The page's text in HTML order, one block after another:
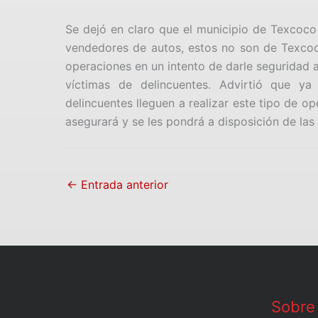
Se dejó en claro que el municipio de
vendedores de autos, estos no son de
operaciones en un intento de darle seguridad
víctimas de delincuentes. Advirtió que
delincuentes lleguen a realizar este tipo de
asegurará y se les pondrá a disposición de
← Entrada anterior